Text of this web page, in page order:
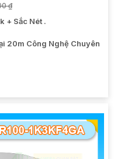
₫
+ Sắc Nét .
20m Công Nghệ Chuyên